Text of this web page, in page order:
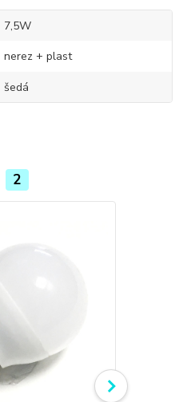
7,5W
nerez + plast
šedá
2